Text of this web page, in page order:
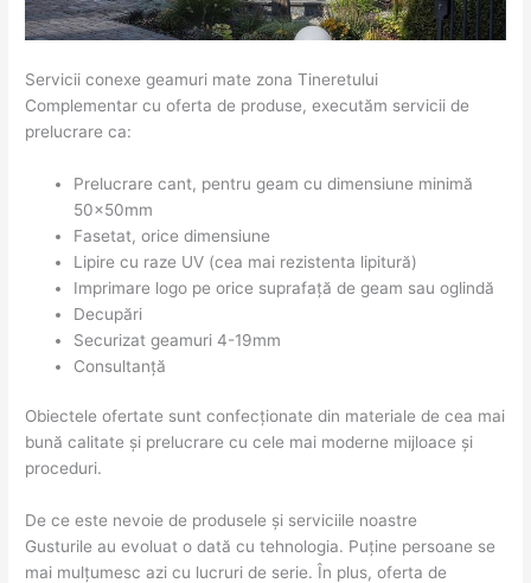
Servicii conexe geamuri mate zona Tineretului
Complementar cu oferta de produse, executăm servicii de
prelucrare ca:
Prelucrare cant, pentru geam cu dimensiune minimă
50x50mm
Fasetat, orice dimensiune
Lipire cu raze UV (cea mai rezistenta lipitură)
Imprimare logo pe orice suprafață de geam sau oglindă
Decupări
Securizat geamuri 4-19mm
Consultanță
Obiectele ofertate sunt confecționate din materiale de cea mai
bună calitate și prelucrare cu cele mai moderne mijloace și
proceduri.
De ce este nevoie de produsele și serviciile noastre
Gusturile au evoluat o dată cu tehnologia. Puține persoane se
mai mulțumesc azi cu lucruri de serie. În plus, oferta de